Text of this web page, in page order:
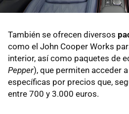
También se ofrecen diversos
como el John Cooper Works
interior, así como paquetes de
Pepper), que permiten acceder
específicas por precios que,
entre 700 y 3.000 euros.